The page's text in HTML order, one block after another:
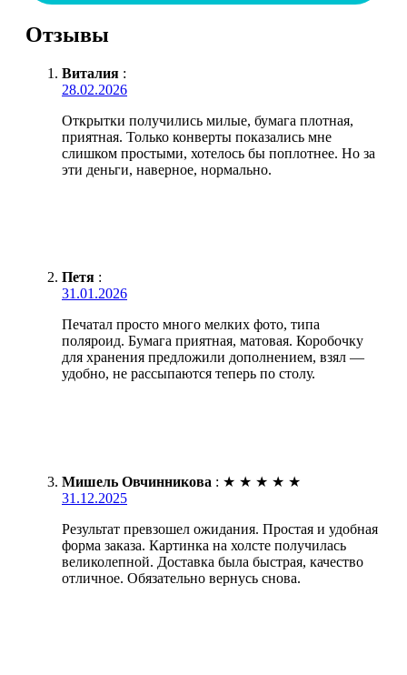
Отзывы
Виталия :
28.02.2026
Открытки получились милые, бумага плотная,
приятная. Только конверты показались мне
слишком простыми, хотелось бы поплотнее. Но за
эти деньги, наверное, нормально.
Петя :
31.01.2026
Печатал просто много мелких фото, типа
поляроид. Бумага приятная, матовая. Коробочку
для хранения предложили дополнением, взял —
удобно, не рассыпаются теперь по столу.
Мишель Овчинникова : ★ ★ ★ ★ ★
31.12.2025
Результат превзошел ожидания. Простая и удобная
форма заказа. Картинка на холсте получилась
великолепной. Доставка была быстрая, качество
отличное. Обязательно вернусь снова.